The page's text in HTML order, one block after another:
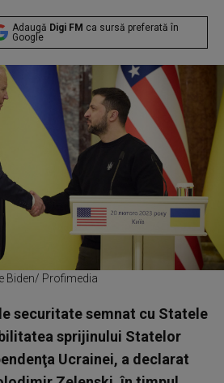
Adaugă Digi FM ca sursă preferată în
Google
Biden/ Profimedia
securitate semnat cu Statele
sprijinului Statelor
Ucrainei, a declarat